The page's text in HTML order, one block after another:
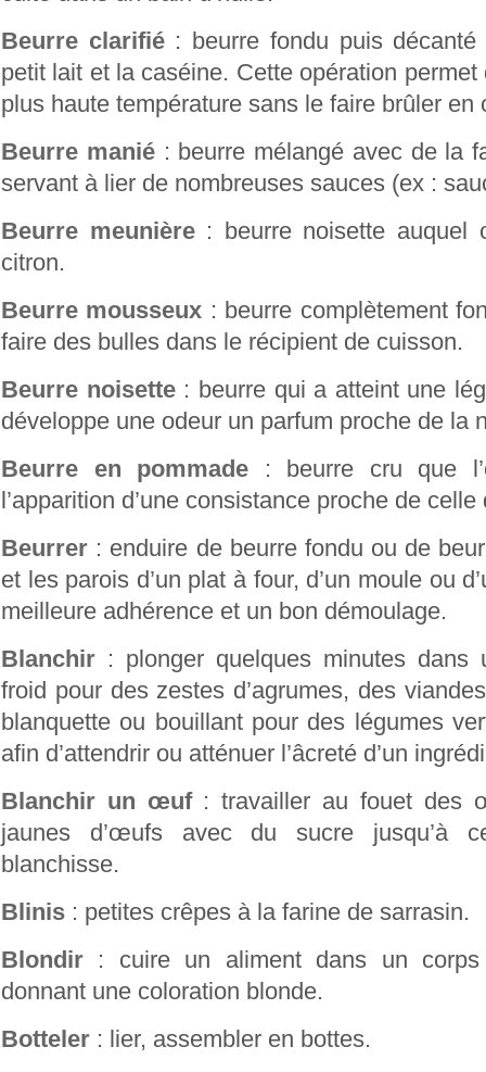
Beurre clarifié: beurre fondu puis décanté
petit lait et la caséine. Cette opération permet
plus haute température sans le faire brûler en
Beurre manié: beurre mélangé avec de la
servant à lier de nombreuses sauces (ex :
Beurre meunière: beurre noisette auquel
citron.
Beurre mousseux : beurre complètement
faire des bulles dans le récipient de cuisson.
Beurre noisette: beurre qui a atteint une
développe une odeur un parfum proche de la
Beurre en pommade : beurre cru que
l’apparition d’une consistance proche de celle
Beurrer : enduire de beurre fondu ou de
et les parois d’un plat à four, d’un moule ou
meilleure adhérence et un bon démoulage.
Blanchir : plonger quelques minutes dans
froid pour des zestes d’agrumes, des
blanquette ou bouillant pour des légumes
afin d’attendrir ou atténuer l’âcreté d’un
Blanchir un œuf: travailler au fouet des
jaunes d’œufs avec du sucre jusqu’à
blanchisse.
Blinis : petites crêpes à la farine de sarrasin.
Blondir : cuire un aliment dans un
donnant une coloration blonde.
Botteler : lier, assembler en bottes.